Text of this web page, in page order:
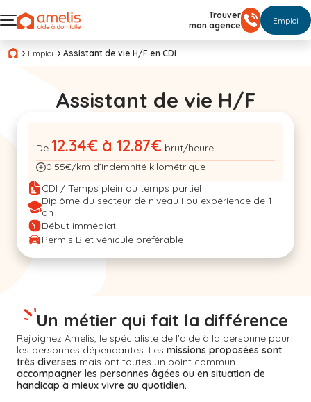
Trouver
mon agence
Emploi
Emploi Assistant de vie H/F en CDI
Assistant de vie H/F
De 12.34€ à 12.87€ brut/heure
0.55€/km d’indemnité kilométrique
CDI / Temps plein ou temps partiel
Diplôme du secteur de niveau I ou expérience de 1
an
Début immédiat
Permis B et véhicule préférable
Rejoignez Amelis, le spécialiste de l'aide à la personne pour
les personnes dépendantes. Les missions proposées sont
très diverses mais ont toutes un point commun :
accompagner les personnes âgées ou en situation de
handicap à mieux vivre au quotidien.
Un métier qui fait la différence